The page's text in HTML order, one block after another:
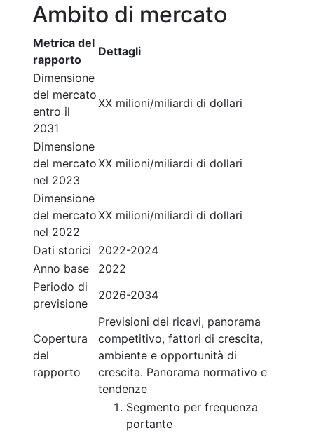
Ambito di mercato
Metrica del
rapporto
Dettagli
Dimensione
del mercato
entro il
2031
XX milioni/miliardi di dollari
Dimensione
del mercato
nel 2023
XX milioni/miliardi di dollari
Dimensione
del mercato
nel 2022
XX milioni/miliardi di dollari
Dati storici 2022-2024
Anno base
2022
Periodo di
previsione
2026-2034
Copertura
del
rapporto
Previsioni dei ricavi, panorama
competitivo, fattori di crescita,
ambiente e opportunità di
crescita. Panorama normativo e
tendenze
Segmento per frequenza
portante